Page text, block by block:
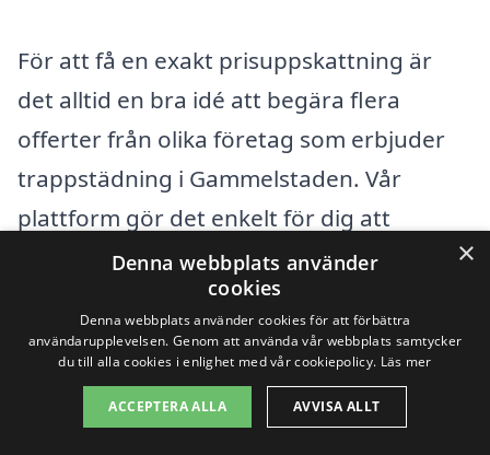
För att få en exakt prisuppskattning är
det alltid en bra idé att begära flera
offerter från olika företag som erbjuder
trappstädning i Gammelstaden. Vår
plattform gör det enkelt för dig att
jämföra priser och tjänster från lokala
städfirmor. Genom att fylla i dina
uppgifter kan du snabbt få svar från olika
städare och välja den lösning som passar
just dina behov bäst. Tänk på att den
×
Denna webbplats använder
cookies
Denna webbplats använder cookies för att förbättra
användarupplevelsen. Genom att använda vår webbplats samtycker
du till alla cookies i enlighet med vår cookiepolicy. Läs mer
ACCEPTERA ALLA AVVISA ALLT